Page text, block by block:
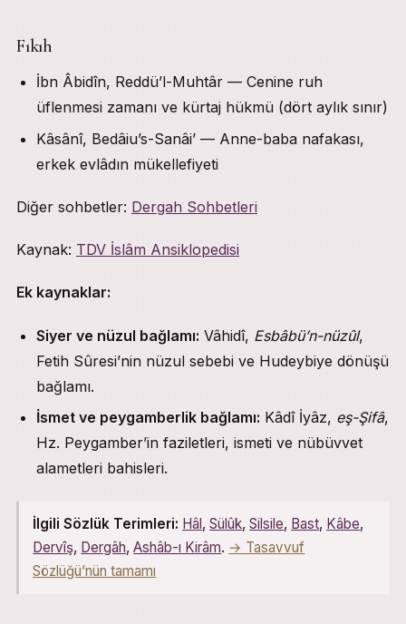
Fıkıh
İbn Âbidîn, Reddü’l-Muhtâr — Cenine ruh
üflenmesi zamanı ve kürtaj hükmü (dört aylık sınır)
Kâsânî, Bedâiu’s-Sanâi’ — Anne-baba nafakası,
erkek evlâdın mükellefiyeti
Diğer sohbetler: Dergah Sohbetleri
Kaynak: TDV İslâm Ansiklopedisi
Ek kaynaklar:
Siyer ve nüzul bağlamı: Vâhidî, Esbâbü’n-nüzûl,
Fetih Sûresi’nin nüzul sebebi ve Hudeybiye dönüşü
bağlamı.
İsmet ve peygamberlik bağlamı: Kâdî İyâz, eş-Şifâ,
Hz. Peygamber’in faziletleri, ismeti ve nübüvvet
alametleri bahisleri.
İlgili Sözlük Terimleri: Hâl,Sülûk,Silsile, Bast, Kâbe,
Dervîş, Dergâh,Ashâb-ı Kirâm. → Tasavvuf
Sözlüğü’nün tamamı